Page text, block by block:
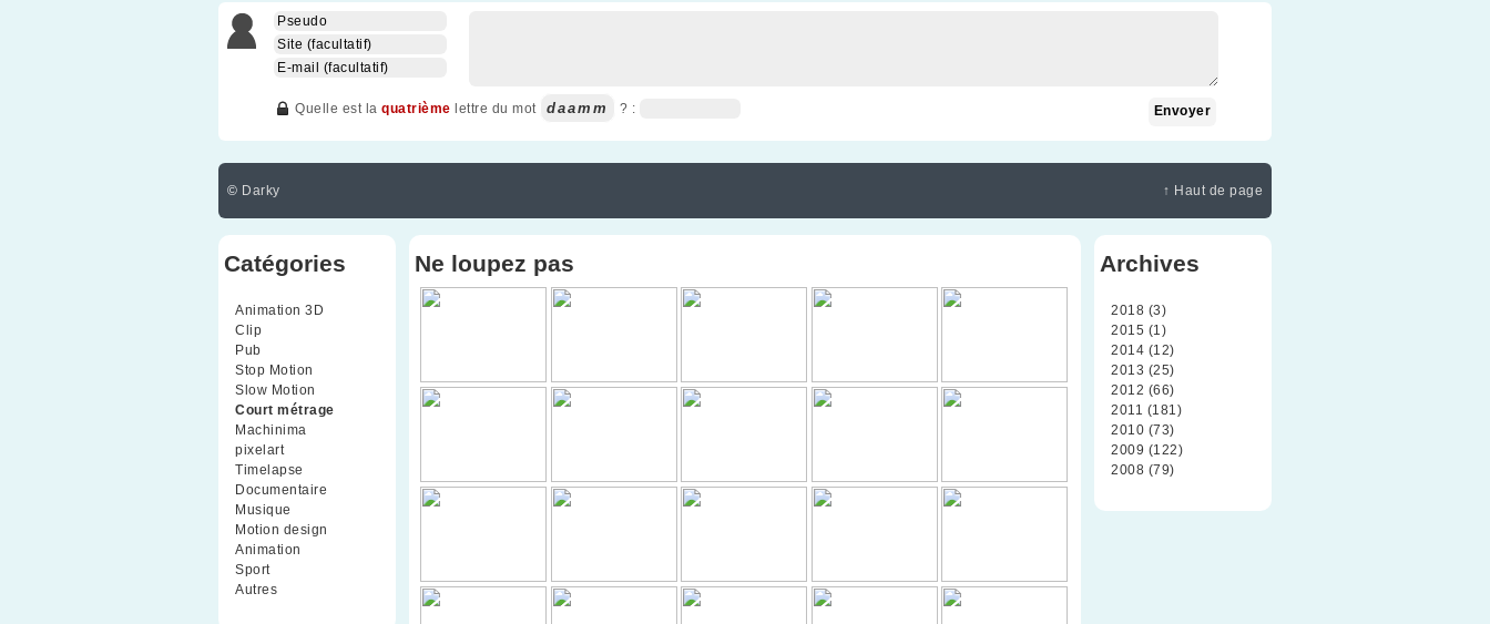
Quelle est la quatrième lettre du mot daamm ? :
© Darky ↑ Haut de page
Catégories
Animation 3D
Clip
Pub
Stop Motion
Slow Motion
Court métrage
Machinima
pixelart(10)
Timelapse
Documentaire
Musique
Motion design
Animation
Sport(2)
Autres
Ne loupez pas Archives
2018 (3)
2015 (1)
2014 (12)
2013 (25)
2012 (66)
2011 (181)
2010 (73)
2009 (122)
2008 (79)